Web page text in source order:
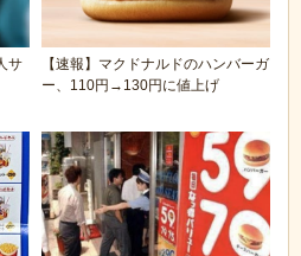
サ
【速報】マクドナルドのハンバーガ
ー、110円→130円に値上げ